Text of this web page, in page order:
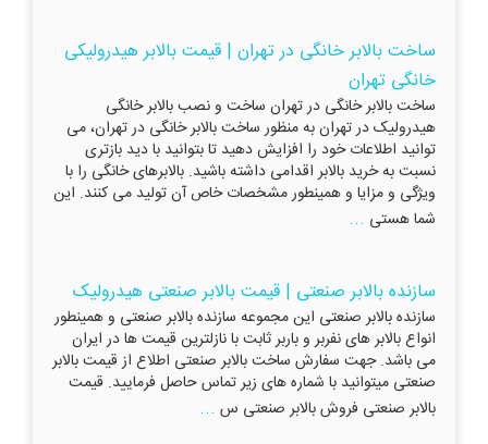
ساخت بالابر خانگی در تهران | قیمت بالابر هیدرولیکی
خانگی تهران
ساخت بالابر خانگی در تهران ساخت و نصب بالابر خانگی
هیدرولیک در تهران به منظور ساخت بالابر خانگی در تهران، می
توانید اطلاعات خود را افزایش دهید تا بتوانید با دید بازتری
نسبت به خرید بالابر اقدامی داشته باشید. بالابرهای خانگی را با
ویژگی و مزایا و همینطور مشخصات خاص آن تولید می کنند. این
شما هستی ...
سازنده بالابر صنعتی | قیمت بالابر صنعتی هیدرولیک
سازنده بالابر صنعتی این مجموعه سازنده بالابر صنعتی و همینطور
انواع بالابر های نفربر و باربر ثابت با نازلترین قیمت ها در ایران
می باشد. جهت سفارش ساخت بالابر صنعتی اطلاع از قیمت بالابر
صنعتی میتوانید با شماره های زیر تماس حاصل فرمایید. قیمت
بالابر صنعتی فروش بالابر صنعتی س ...